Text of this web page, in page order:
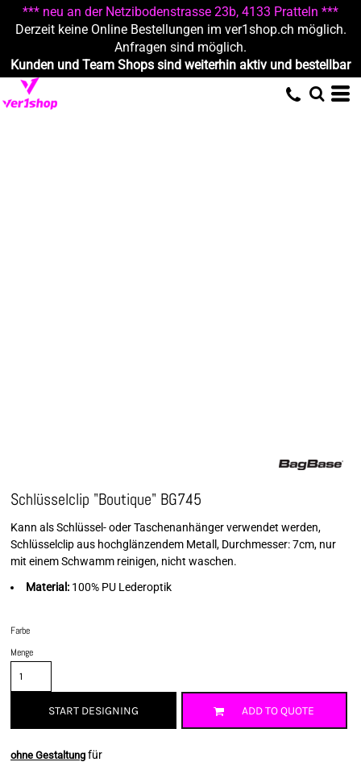
*** neu an der Netzibodenstrasse 23b, 4133 Pratteln ***
Derzeit keine Online Bestellungen im ver1shop.ch möglich.
Anfragen sind möglich.
Kunden und Team Shops sind weiterhin aktiv und bestellbar
Schlüsselclip "Boutique" BG745
Kann als Schlüssel- oder Taschenanhänger verwendet werden,
Schlüsselclip aus hochglänzendem Metall, Durchmesser: 7cm, nur
mit einem Schwamm reinigen, nicht waschen.
Material: 100% PU Lederoptik
Farbe
Menge
START DESIGNING ADD TO QUOTE
ohne Gestaltung für